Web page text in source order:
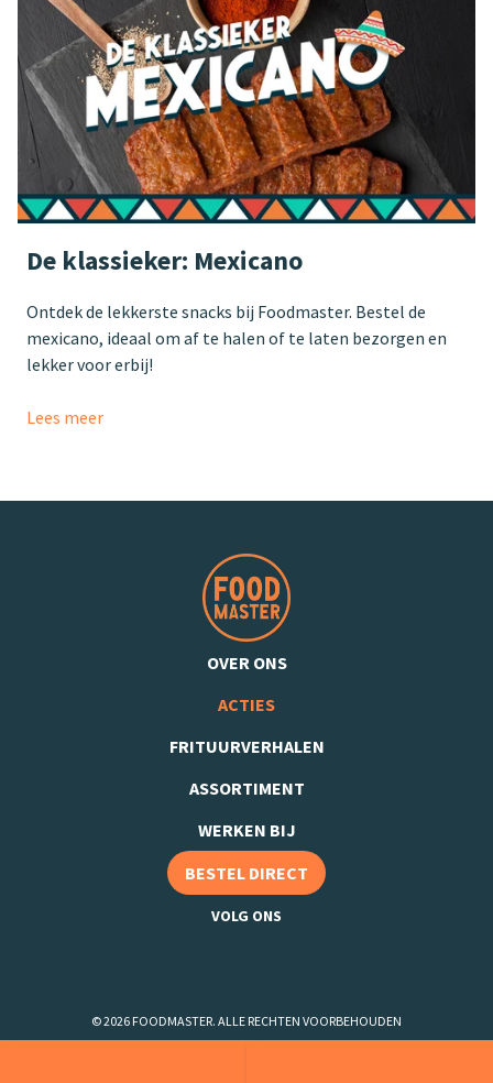
De klassieker: Mexicano
Ontdek de lekkerste snacks bij Foodmaster. Bestel de
mexicano, ideaal om af te halen of te laten bezorgen en
lekker voor erbij!
Lees meer
OVER ONS
ACTIES
FRITUURVERHALEN
ASSORTIMENT
WERKEN BIJ
BESTEL DIRECT
VOLG ONS
© 2026 FOODMASTER. ALLE RECHTEN VOORBEHOUDEN